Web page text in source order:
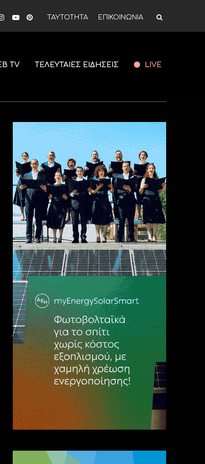
ΤΑΥΤΟΤΗΤΑ ΕΠΙΚΟΙΝΩΝΙΑ
TV ΤΕΛΕΥΤΑΙΕΣ ΕΙΔΗΣΕΙΣ LIVE